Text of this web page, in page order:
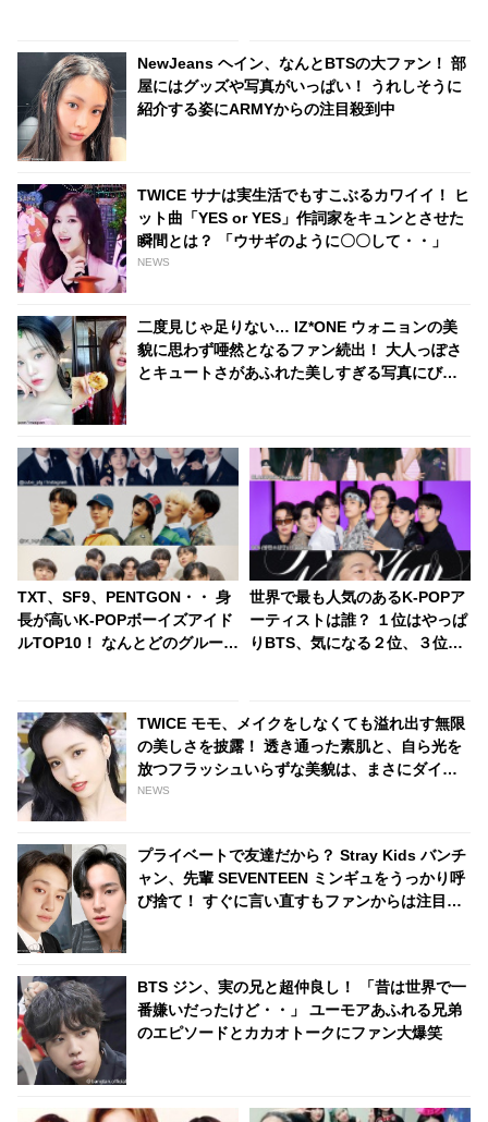
NewJeans ヘイン、なんとBTSの大ファン！ 部
屋にはグッズや写真がいっぱい！ うれしそうに
紹介する姿にARMYからの注目殺到中
TWICE サナは実生活でもすこぶるカワイイ！ ヒ
ット曲「YES or YES」作詞家をキュンとさせた
瞬間とは？ 「ウサギのように〇〇して・・」
NEWS
二度見じゃ足りない… IZ*ONE ウォニョンの美
貌に思わず唖然となるファン続出！ 大人っぽさ
とキュートさがあふれた美しすぎる写真にびっ
TXT、SF9、PENTGON・・ 身
長が高いK-POPボーイズアイド
ルTOP10！ なんとどのグループ
プも
世界で最も人気のあるK-POPア
ーティストは誰？ １位はやっぱ
りBTS、気になる２位、３位
ン！ 各国の個性あふれるデータ
に注目殺到
TWICE モモ、メイクをしなくても溢れ出す無限
の美しさを披露！ 透き通った素肌と、自ら光を
放つフラッシュいらずな美貌は、まさにダイア
モンド
NEWS
プライベートで友達だから？ Stray Kids バンチ
ャン、先輩 SEVENTEEN ミンギュをうっかり呼
び捨て！ すぐに言い直すもファンからは注目殺
BTS ジン、実の兄と超仲良し！ 「昔は世界で一
番嫌いだったけど・・」 ユーモアあふれる兄弟
のエピソードとカカオトークにファン大爆笑